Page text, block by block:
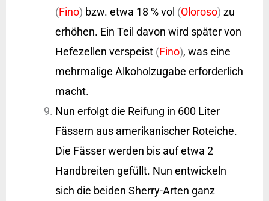
(Fino) bzw. etwa 18 % vol (Oloroso) zu
erhöhen. Ein Teil davon wird später von
Hefezellen verspeist(Fino), was eine
mehrmalige Alkoholzugabe erforderlich
macht.
Nun erfolgt die Reifung in 600 Liter
Fässern aus amerikanischer Roteiche.
Die Fässer werden bis auf etwa 2
Handbreiten gefüllt. Nun entwickeln
sich die beiden Sherry-Arten ganz